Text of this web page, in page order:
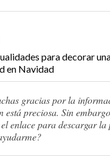
para decorar
en Navidad
gracias por la
está preciosa. Sin
enlace para descargar la